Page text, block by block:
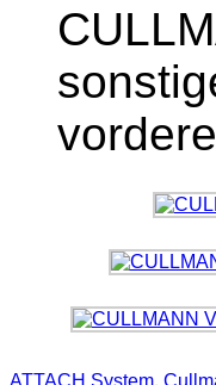
ATTACH System,